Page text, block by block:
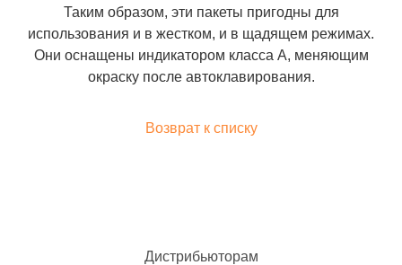
Таким образом, эти пакеты пригодны для
использования и в жестком, и в щадящем режимах.
Они оснащены индикатором класса А, меняющим
окраску после автоклавирования.
Возврат к списку
Дистрибьюторам